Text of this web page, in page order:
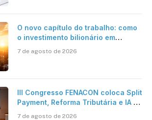
O novo capítulo do trabalho: como
o investimento bilionário em
verdadeira era da inteligência
7 de agosto de 2026
III Congresso FENACON coloca Split
Payment, Reforma Tributária e IA no
7 de agosto de 2026